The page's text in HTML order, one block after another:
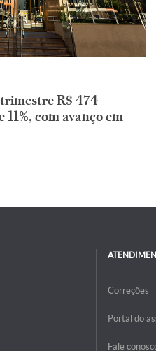
R$ 474
com avanço em
Correções
Portal do
Fale